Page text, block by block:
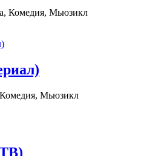
Комедия, Мьюзикл
Мьюзикл